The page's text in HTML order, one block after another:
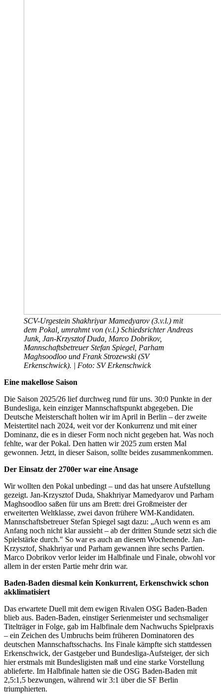
SCV-Urgestein Shakhriyar Mamedyarov (3.v.l.) mit
dem Pokal, umrahmt von (v.l.) Schiedsrichter Andreas
Junk, Jan-Krzysztof Duda, Marco Dobrikov,
Mannschaftsbetreuer Stefan Spiegel, Parham
Maghsoodloo und Frank Strozewski (SV
Erkenschwick). | Foto: SV Erkenschwick
Eine makellose Saison
Die Saison 2025/26 lief durchweg rund für uns. 30:0 Punkte in der
Bundesliga, kein einziger Mannschaftspunkt abgegeben. Die
Deutsche Meisterschaft holten wir im April in Berlin – der zweite
Meistertitel nach 2024, weit vor der Konkurrenz und mit einer
Dominanz, die es in dieser Form noch nicht gegeben hat. Was noch
fehlte, war der Pokal. Den hatten wir 2025 zum ersten Mal
gewonnen. Jetzt, in dieser Saison, sollte beides zusammenkommen.
Der Einsatz der 2700er war eine Ansage
Wir wollten den Pokal unbedingt – und das hat unsere Aufstellung
gezeigt. Jan-Krzysztof Duda, Shakhriyar Mamedyarov und Parham
Maghsoodloo saßen für uns am Brett: drei Großmeister der
erweiterten Weltklasse, zwei davon frühere WM-Kandidaten.
Mannschaftsbetreuer Stefan Spiegel sagt dazu: „Auch wenn es am
Anfang noch nicht klar aussieht – ab der dritten Stunde setzt sich die
Spielstärke durch." So war es auch an diesem Wochenende. Jan-
Krzysztof, Shakhriyar und Parham gewannen ihre sechs Partien.
Marco Dobrikov verlor leider im Halbfinale und Finale, obwohl vor
allem in der ersten Partie mehr drin war.
Baden-Baden diesmal kein Konkurrent, Erkenschwick schon
akklimatisiert
Das erwartete Duell mit dem ewigen Rivalen OSG Baden-Baden
blieb aus. Baden-Baden, einstiger Serienmeister und sechsmaliger
Titelträger in Folge, gab im Halbfinale dem Nachwuchs Spielpraxis
– ein Zeichen des Umbruchs beim früheren Dominatoren des
deutschen Mannschaftsschachs. Ins Finale kämpfte sich stattdessen
Erkenschwick, der Gastgeber und Bundesliga-Aufsteiger, der sich
hier erstmals mit Bundesligisten maß und eine starke Vorstellung
ablieferte. Im Halbfinale hatten sie die OSG Baden-Baden mit
2,5:1,5 bezwungen, während wir 3:1 über die SF Berlin
triumphierten.